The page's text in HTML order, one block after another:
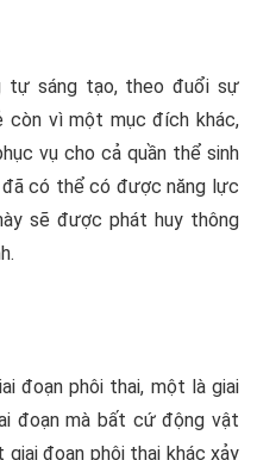
tự sáng tạo, theo đuổi sự
còn vì một mục đích khác,
vụ cho cả quần thể sinh
có thể có được năng lực
sẽ được phát huy thông
đoạn phôi thai, một là giai
đoạn mà bất cứ động vật
giai đoạn phôi thai khác xảy